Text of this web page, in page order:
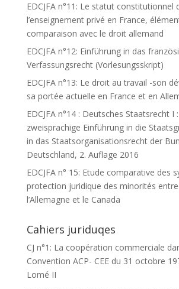
EDCJFA n°11: Le statut constitutionnel
l’enseignement privé en France,
comparaison avec le droit allemand
EDCJFA n°12: Einführung in das
Verfassungsrecht (Vorlesungsskript)
EDCJFA n°13: Le droit au travail -son
sa portée actuelle en France et en
EDCJFA n°14 : Deutsches Staatsrecht I
zweisprachige Einführung in die
in das Staatsorganisationsrecht der
Deutschland, 2. Auflage 2016
EDCJFA n° 15: Etude comparative des
protection juridique des minorités
l’Allemagne et le Canada
Cahiers juriduqes
CJ n°1: La coopération commerciale
Convention ACP- CEE du 31 octobre
Lomé II